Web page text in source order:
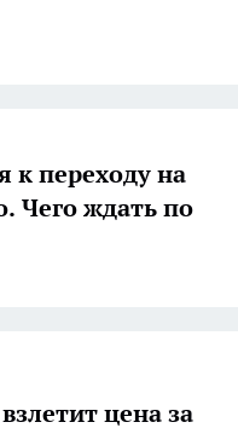
к переходу на
Чего ждать по
цена за